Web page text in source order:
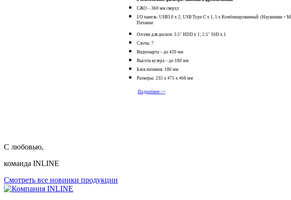
СЖО – 360 мм сверху
I/O панель: USB3.0 x 2; USB Type-C x 1, 1 x Комбинированный (Наушники +
Питание
Отсеки для дисков: 3.5'' HDD x 1; 2.5'' SSD x 1
Слоты: 7
Видеокарта – до 420 мм
Высота кулера – до 180 мм
Блок питания: 180 мм
Размеры: 235 x 475 x 466 мм
Подробнее >>
С любовью,
команда INLINE
Смотреть все новинки продукции